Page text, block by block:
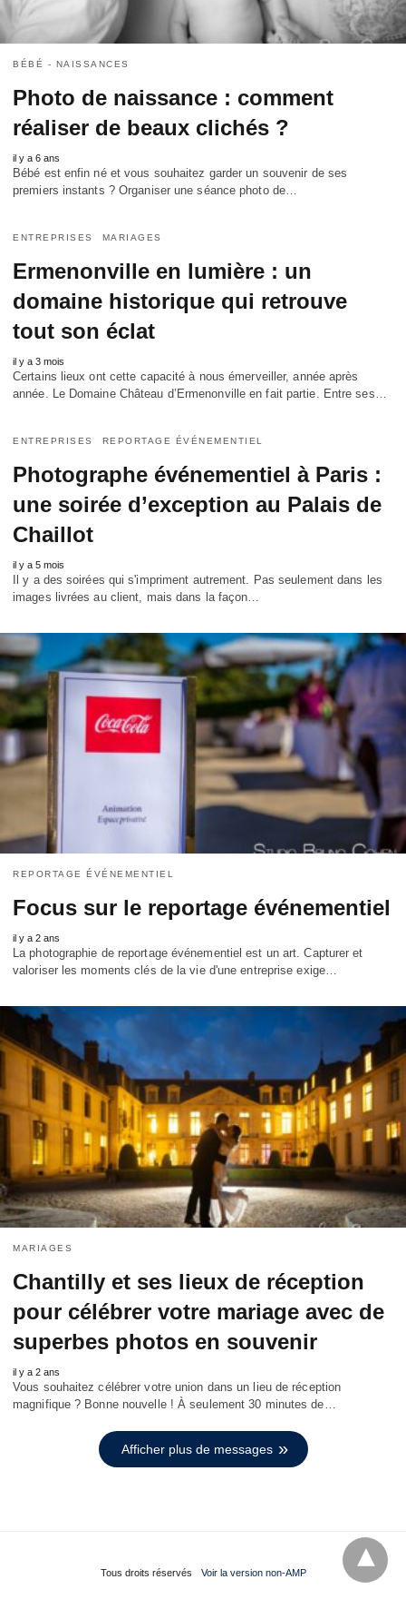
BÉBÉ - NAISSANCES
Photo de naissance : comment
réaliser de beaux clichés ?
il y a 6 ans
Bébé est enfin né et vous souhaitez garder un souvenir de ses
premiers instants ? Organiser une séance photo de…
ENTREPRISES MARIAGES
Ermenonville en lumière : un
domaine historique qui retrouve
tout son éclat
il y a 3 mois
Certains lieux ont cette capacité à nous émerveiller, année après
année. Le Domaine Château d’Ermenonville en fait partie. Entre ses…
ENTREPRISES REPORTAGE ÉVÉNEMENTIEL
Photographe événementiel à Paris :
une soirée d’exception au Palais de
Chaillot
il y a 5 mois
Il y a des soirées qui s'impriment autrement. Pas seulement dans les
images livrées au client, mais dans la façon…
REPORTAGE ÉVÉNEMENTIEL
Focus sur le reportage événementiel
il y a 2 ans
La photographie de reportage événementiel est un art. Capturer et
valoriser les moments clés de la vie d'une entreprise exige…
MARIAGES
Chantilly et ses lieux de réception
pour célébrer votre mariage avec de
superbes photos en souvenir
il y a 2 ans
Vous souhaitez célébrer votre union dans un lieu de réception
magnifique ? Bonne nouvelle ! À seulement 30 minutes de…
Afficher plus de messages
Tous droits réservés Voir la version non-AMP